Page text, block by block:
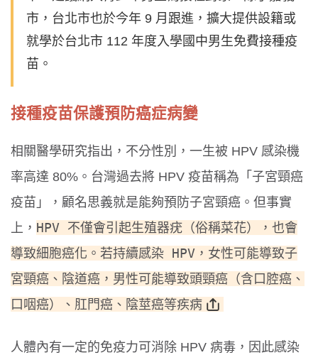
市，台北市也於今年 9 月跟進，擴大提供設籍或
就學於台北市 112 年度入學國中男生免費接種疫
苗。
接種疫苗保護預防癌症病變
相關醫學研究指出，不分性別，一生被 HPV 感染機
率高達 80%。台灣過去將 HPV 疫苗稱為「子宮頸癌
疫苗」，顧名思義就是能夠預防子宮頸癌。但事實
上， HPV 不僅會引起生殖器疣（俗稱菜花），也會
導致細胞癌化。若持續感染 HPV，女性可能導致子
宮頸癌、陰道癌，男性可能導致頭頸癌（含口腔癌、
口咽癌）、肛門癌、陰莖癌等疾病
人體內有一定的免疫力可消除 HPV 病毒，因此感染